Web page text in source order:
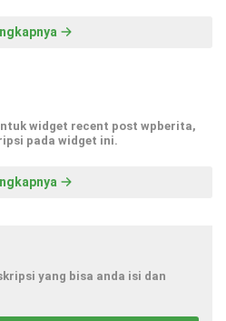
widget recent post wpberita,
pada widget ini.
yang bisa anda isi dan